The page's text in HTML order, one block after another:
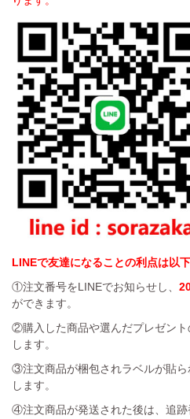
LINEで友達になることの利点は以
①注文番号をLINEでお知らせし、
ができます。
②購入した商品や選んだプレゼント
します。
③注文商品が梱包されラベルが貼ら
します。
④注文商品が発送された後は、追跡